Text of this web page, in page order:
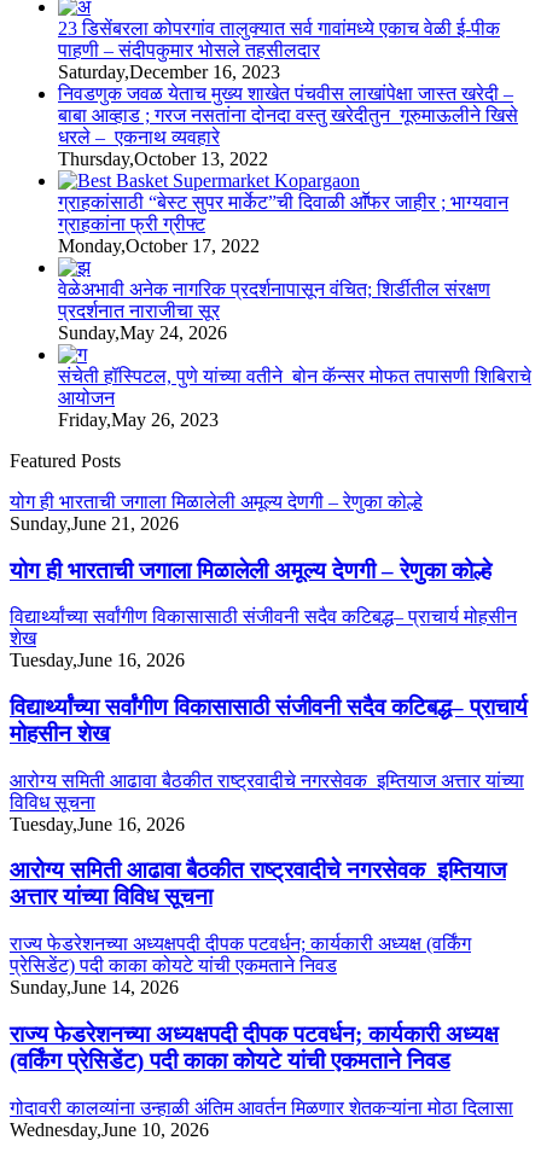
23 डिसेंबरला कोपरगांव तालुक्‍यात सर्व गावांमध्ये एकाच वेळी ई-पीक
पाहणी – संदीपकुमार भोसले तहसीलदार
Saturday,December 16, 2023
निवडणुक जवळ येताच मुख्य शाखेत पंचवीस लाखांपेक्षा जास्त खरेदी –
बाबा आव्हाड ; गरज नसतांना दोनदा वस्तु खरेदीतुन गूरुमाऊलीने खिसे
धरले – एकनाथ व्यवहारे
Thursday,October 13, 2022
ग्राहकांसाठी “बेस्ट सुपर मार्केट”ची दिवाळी आॕफर जाहीर ; भाग्यवान
ग्राहकांना फ्री ग्रीफ्ट
Monday,October 17, 2022
वेळेअभावी अनेक नागरिक प्रदर्शनापासून वंचित; शिर्डीतील संरक्षण
प्रदर्शनात नाराजीचा सूर
Sunday,May 24, 2026
संचेती हॉस्पिटल, पुणे यांच्या वतीने बोन कॅन्सर मोफत तपासणी शिबिराचे
आयोजन
Friday,May 26, 2023
Featured Posts
योग ही भारताची जगाला मिळालेली अमूल्य देणगी – रेणुका कोल्हे
Sunday,June 21, 2026
योग ही भारताची जगाला मिळालेली अमूल्य देणगी – रेणुका कोल्हे
विद्यार्थ्यांच्या सर्वांगीण विकासासाठी संजीवनी सदैव कटिबद्ध– प्राचार्य मोहसीन
शेख
Tuesday,June 16, 2026
विद्यार्थ्यांच्या सर्वांगीण विकासासाठी संजीवनी सदैव कटिबद्ध– प्राचार्य
मोहसीन शेख
आरोग्य समिती आढावा बैठकीत राष्ट्रवादीचे नगरसेवक इम्तियाज अत्तार यांच्या
विविध सूचना
Tuesday,June 16, 2026
आरोग्य समिती आढावा बैठकीत राष्ट्रवादीचे नगरसेवक इम्तियाज
अत्तार यांच्या विविध सूचना
राज्य फेडरेशनच्या अध्यक्षपदी दीपक पटवर्धन; कार्यकारी अध्यक्ष (वर्किंग
प्रेसिडेंट) पदी काका कोयटे यांची एकमताने निवड
Sunday,June 14, 2026
राज्य फेडरेशनच्या अध्यक्षपदी दीपक पटवर्धन; कार्यकारी अध्यक्ष
(वर्किंग प्रेसिडेंट) पदी काका कोयटे यांची एकमताने निवड
गोदावरी कालव्यांना उन्हाळी अंतिम आवर्तन मिळणार शेतकऱ्यांना मोठा दिलासा
Wednesday,June 10, 2026